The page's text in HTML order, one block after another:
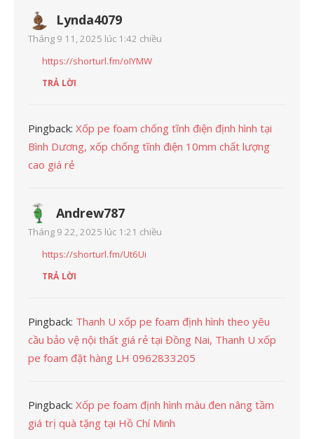
Lynda4079
Tháng 9 11, 2025 lúc 1:42 chiều
https://shorturl.fm/oIYMW
TRẢ LỜI
Pingback: Xốp pe foam chống tĩnh điện định hình tại
Bình Dương, xốp chống tĩnh điện 10mm chất lượng
cao giá rẻ
Andrew787
Tháng 9 22, 2025 lúc 1:21 chiều
https://shorturl.fm/Ut6Ui
TRẢ LỜI
Pingback: Thanh U xốp pe foam định hình theo yêu
cầu bảo vệ nội thất giá rẻ tại Đồng Nai, Thanh U xốp
pe foam đặt hàng LH 0962833205
Pingback: Xốp pe foam định hình màu đen nâng tầm
giá trị quà tặng tại Hồ Chí Minh